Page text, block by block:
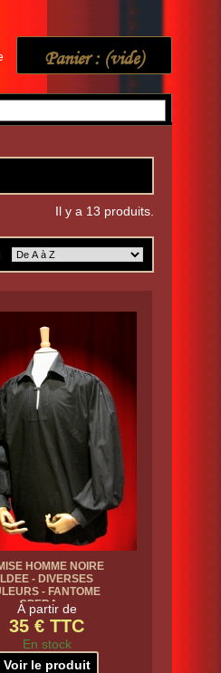
Panier : (vide)
Il y a 13 produits.
HOMME NOIRE
- DIVERSES
- FANTOME
OPERA
À partir de
35 € TTC
En stock
Voir le produit